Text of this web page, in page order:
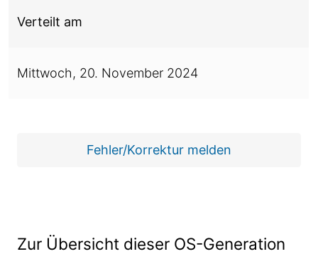
Verteilt am
Mittwoch, 20. November 2024
Fehler/Korrektur melden
Zur Übersicht dieser OS-Generation